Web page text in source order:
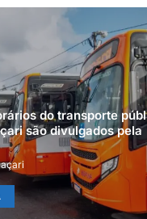
do transporte
são divulgados pela